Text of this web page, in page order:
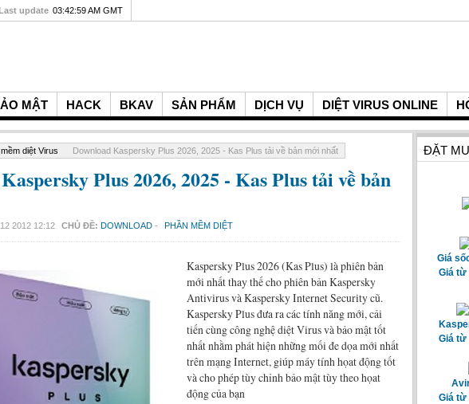
MẬT HACK BKAV SẢN PHẨM DỊCH VỤ DIỆT VIRUS ONLINE
update 03:42:59 AM GMT
diệt Virus Download Kaspersky Plus 2026, 2025 - Kas Plus tải về bản mới nhất
Plus 2026, 2025 - Kas Plus tải về bản
2012 12:12 CHỦ ĐỀ: DOWNLOAD -
PHẦN MỀM DIỆT
Kaspersky Plus 2026 (Kas Plus) là phiên bản
mới nhất thay thế cho phiên bản Kaspersky
Antivirus và Kaspersky Internet Security cũ.
Kaspersky Plus đưa ra các tính năng mới, cải
tiến cùng công nghệ diệt Virus và bảo mật tốt
nhất nhằm phát hiện những mối đe dọa mới nhất
trên mạng Internet, giúp máy tính họat động tốt
và cho phép tùy chỉnh bảo mật tùy theo họat
động của bạn
ĐẶT
Giá
Giá từ
Giá từ
Giá từ